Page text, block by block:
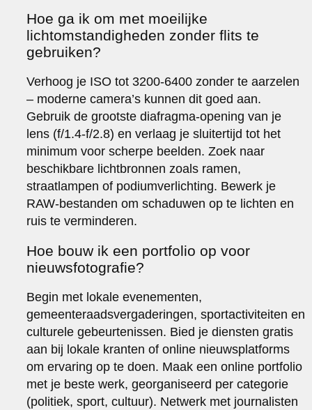
Hoe ga ik om met moeilijke
lichtomstandigheden zonder flits te
gebruiken?
Verhoog je ISO tot 3200-6400 zonder te aarzelen
– moderne camera’s kunnen dit goed aan.
Gebruik de grootste diafragma-opening van je
lens (f/1.4-f/2.8) en verlaag je sluitertijd tot het
minimum voor scherpe beelden. Zoek naar
beschikbare lichtbronnen zoals ramen,
straatlampen of podiumverlichting. Bewerk je
RAW-bestanden om schaduwen op te lichten en
ruis te verminderen.
Hoe bouw ik een portfolio op voor
nieuwsfotografie?
Begin met lokale evenementen,
gemeenteraadsvergaderingen, sportactiviteiten en
culturele gebeurtenissen. Bied je diensten gratis
aan bij lokale kranten of online nieuwsplatforms
om ervaring op te doen. Maak een online portfolio
met je beste werk, georganiseerd per categorie
(politiek, sport, cultuur). Netwerk met journalisten